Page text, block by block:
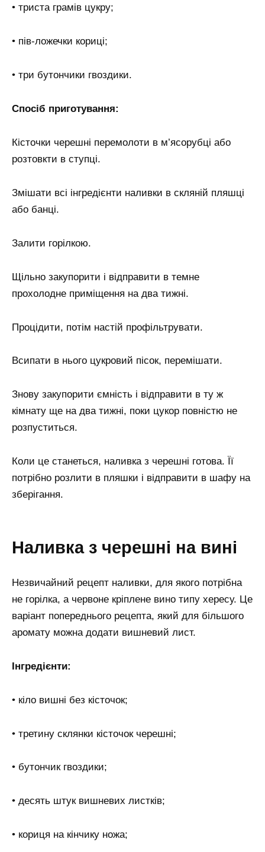
• триста грамів цукру;
• пів-ложечки кориці;
• три бутончики гвоздики.
Спосіб приготування:
Кісточки черешні перемолоти в м’ясорубці або
розтовкти в ступці.
Змішати всі інгредієнти наливки в скляній пляшці
або банці.
Залити горілкою.
Щільно закупорити і відправити в темне
прохолодне приміщення на два тижні.
Процідити, потім настій профільтрувати.
Всипати в нього цукровий пісок, перемішати.
Знову закупорити ємність і відправити в ту ж
кімнату ще на два тижні, поки цукор повністю не
розпуститься.
Коли це станеться, наливка з черешні готова. Її
потрібно розлити в пляшки і відправити в шафу на
зберігання.
Наливка з черешні на вині
Незвичайний рецепт наливки, для якого потрібна
не горілка, а червоне кріплене вино типу хересу. Це
варіант попереднього рецепта, який для більшого
аромату можна додати вишневий лист.
Інгредієнти:
• кіло вишні без кісточок;
• третину склянки кісточок черешні;
• бутончик гвоздики;
• десять штук вишневих листків;
• кориця на кінчику ножа;